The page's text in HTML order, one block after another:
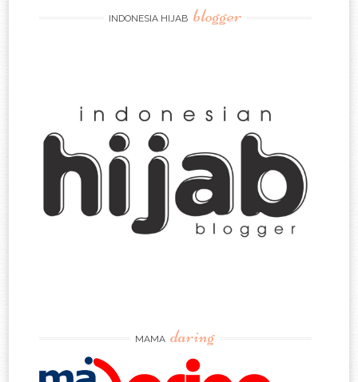
INDONESIA HIJAB blogger
MAMA daring